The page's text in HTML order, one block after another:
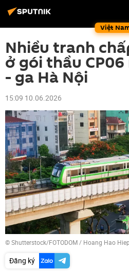
Việt
Nhiều tranh
ở gói thầu
- ga Hà Nội
15:09 10.06.2026
© Shutterstock/FOTODOM / Hoang Hao Hiep
Đăng ký